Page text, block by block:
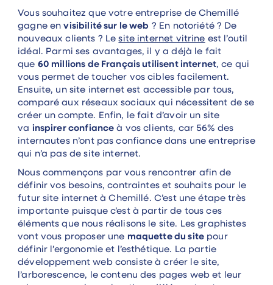
Vous souhaitez que votre entreprise de Chemillé
gagne envisibilité sur le web ? En notoriété ? De
nouveaux clients ? Lesite internet vitrine est l’outil
idéal. Parmi ses avantages, il y a déjà le fait
que 60 millions de Français utilisent internet, ce qui
vous permet de toucher vos cibles facilement.
Ensuite, un site internet est accessible par tous,
comparé aux réseaux sociaux qui nécessitent de se
créer un compte. Enfin, le fait d’avoir un site
va inspirer confiance à vos clients, car 56% des
internautes n’ont pas confiance dans une entreprise
qui n’a pas de site internet.
Nous commençons par vous rencontrer afin de
définir vos besoins, contraintes et souhaits pour le
futur site internet à Chemillé. C’est une étape très
importante puisque c’est à partir de tous ces
éléments que nous réalisons le site. Les graphistes
vont vous proposer une maquette du sitepour
définir l’ergonomie et l’esthétique. La partie
développement web consiste à créer le site,
l’arborescence, le contenu des pages web et leur